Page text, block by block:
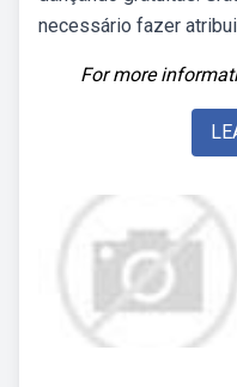
necessário fazer
For more